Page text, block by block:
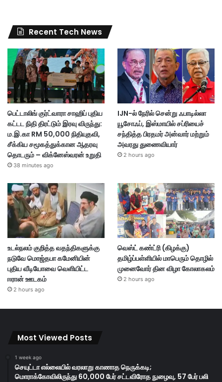
Recent Tech News
பெட்டாலிங் குர்ட்வாரா சாஹிப் புதிய
கட்டட நிதி திரட்டும் இரவு விருந்து:
ம.இ.கா RM 50,000 நிதியுதவி,
சீக்கிய சமூகத்துக்கான ஆதரவு
தொடரும் – விக்னேஸ்வரன் உறுதி
38 minutes ago
IJN-ல் நேரில் சென்று ஃபாடில்லா
யூசோஃப், இஸ்மாயில் சப்ரியைச்
சந்தித்த பிரதமர் அன்வார் மற்றும்
அவரது துணைவியார்
2 hours ago
உடல்நலம் குறித்த வதந்திகளுக்கு
நடுவே மொஜ்தபா கமேனியின்
புதிய வீடியோவை வெளியிட்ட
ஈரான் ஊடகம்
2 hours ago
வெஸ்ட் கண்ட்ரி (கிழக்கு)
தமிழ்ப்பள்ளியில் மாபெரும் தொழில்
முனைவோர் தின விழா கோலாகலம்
2 hours ago
Most Viewed Posts
1 week ago
செயுட்டா எல்லையில் வரலாறு காணாத நெருக்கடி;
மொராக்கோவிலிருந்து 60,000 பேர் சட்டவிரோத நுழைவு, 57 பேர் பலி